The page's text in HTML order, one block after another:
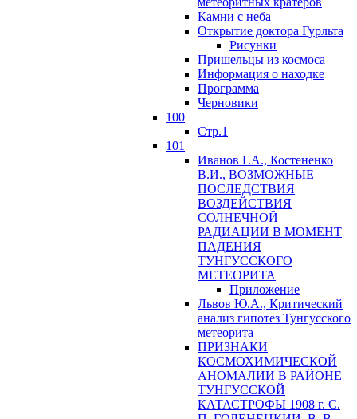
Камни с неба
Открытие доктора Гурльта
Рисунки
Пришельцы из космоса
Информация о находке
Программа
Черновики
100
Стр.1
101
Иванов Г.А., Костененко
В.И., ВОЗМОЖНЫЕ
ПОСЛЕДСТВИЯ
ВОЗДЕЙСТВИЯ
СОЛНЕЧНОЙ
РАДИАЦИИ В МОМЕНТ
ПАДЕНИЯ
ТУНГУССКОГО
MЕТЕОРИТА
Приложение
Львов Ю.A., Критический
анализ гипотез Тунгусского
метеорита
ПРИЗНАКИ
КОСМОХИМИЧЕСКОЙ
АНОМАЛИИ В РАЙОНЕ
ТУНГУССКОЙ
КАТАСТРОФЫ 1908 г. С.